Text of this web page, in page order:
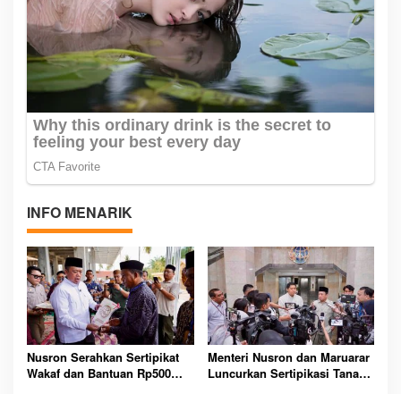
INFO MENARIK
Nusron Serahkan Sertipikat
Wakaf dan Bantuan Rp500
Menteri Nusron dan Maruarar
Luncurkan Sertipikasi Tanah